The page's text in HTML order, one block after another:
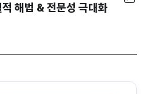
해법 & 전문성 극대화